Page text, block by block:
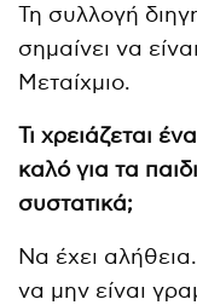
Τη συλλογή
σημαίνει να
Μεταίχμιο.
Τι χρειάζεται
καλό για τα
συστατικά;
Να έχει
να μην είναι